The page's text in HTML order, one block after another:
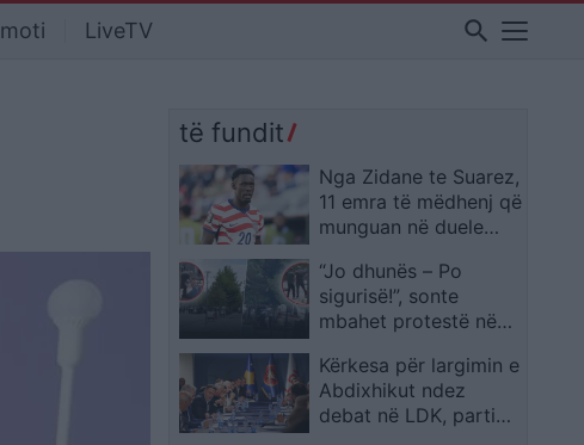
moti LiveTV search
të fundit
Nga Zidane te Suarez,
11 emra të mëdhenj që
munguan në duele
kundërt të Balogun
“Jo dhunës – Po
sigurisë!”, sonte
mbahet protestë në
shumë siguri
Kërkesa për largimin e
Abdixhikut ndez
debat në LDK, partia